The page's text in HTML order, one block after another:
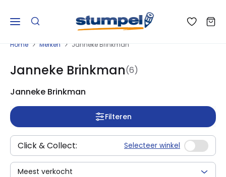
Home Merken Janneke Brinkman
Janneke Brinkman(6)
Janneke Brinkman
Filteren
Click & Collect: Selecteer winkel
Meest verkocht